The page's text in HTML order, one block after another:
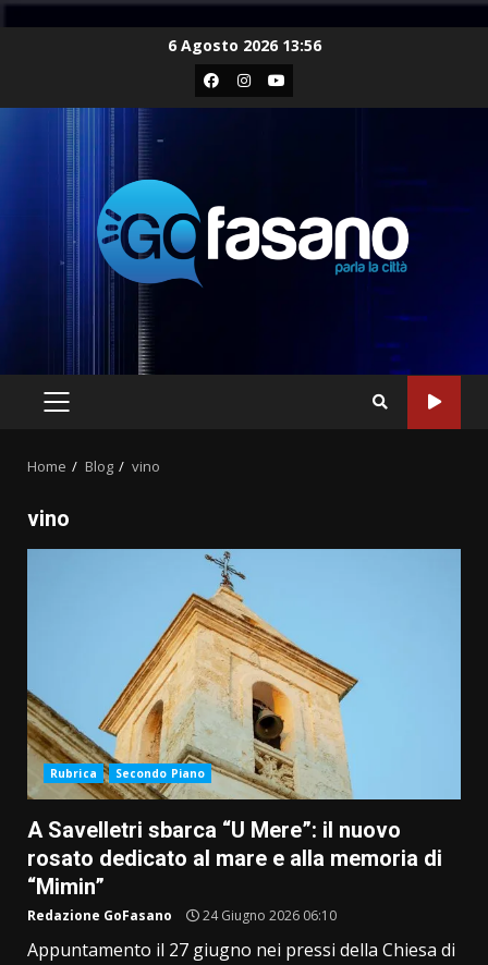
6 Agosto 2026 13:56
Facebook
Instagram
Youtube
PRIMARY
Home Blog vino
vino
Rubrica Secondo Piano
A Savelletri sbarca “U Mere”: il nuovo
rosato dedicato al mare e alla memoria di
“Mimin”
Redazione GoFasano 24 Giugno 2026 06:10
Appuntamento il 27 giugno nei pressi della Chiesa di